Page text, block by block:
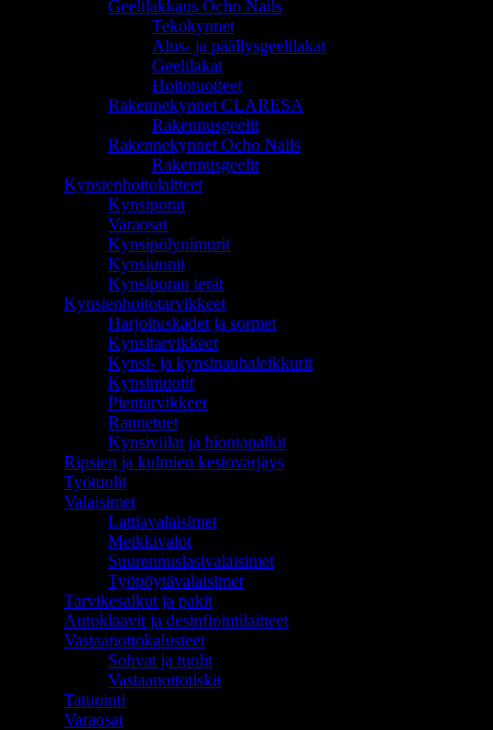
Geelilakkaus Ocho Nails
Tekokynnet
Alus- ja päällysgeelilakat
Geelilakat
Hoitotuotteet
Rakennekynnet CLARESA
Rakennusgeelit
Rakennekynnet Ocho Nails
Rakennusgeelit
Kynsienhoitolaitteet
Kynsiporat
Varaosat
Kynsipölynimurit
Kynsiuunit
Kynsiporan terät
Kynsienhoitotarvikkeet
Harjoituskädet ja sormet
Kynsitarvikkeet
Kynsi- ja kynsinauhaleikkurit
Kynsimuotit
Pientarvikkeet
Rannetuet
Kynsiviilat ja hiontapalkit
Ripsien ja kulmien kestovärjäys
Työtuolit
Valaisimet
Lattiavalaisimet
Meikkivalot
Suurennuslasivalaisimet
Työpöytävalaisimet
Tarvikesalkut ja pakit
Autoklaavit ja desinfiointilaitteet
Vastaanottokalusteet
Sohvat ja tuolit
Vastaanottotiskit
Tatuointi
Varaosat